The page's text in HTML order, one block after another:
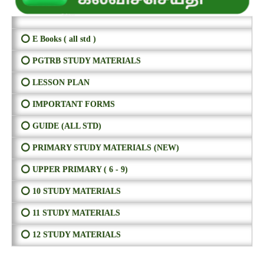
⭕ E Books ( all std )
⭕ PGTRB STUDY MATERIALS
⭕ LESSON PLAN
⭕ IMPORTANT FORMS
⭕ GUIDE (ALL STD)
⭕ PRIMARY STUDY MATERIALS (NEW)
⭕ UPPER PRIMARY ( 6 - 9)
⭕ 10 STUDY MATERIALS
⭕ 11 STUDY MATERIALS
⭕ 12 STUDY MATERIALS